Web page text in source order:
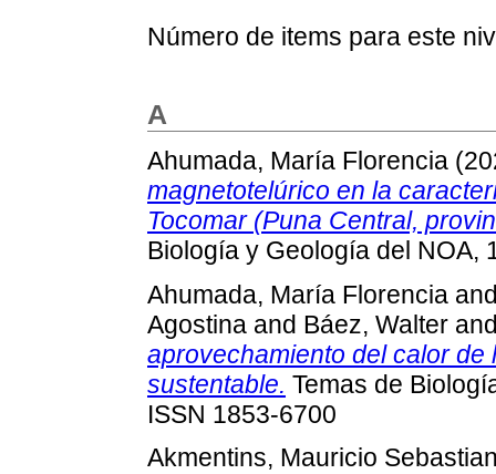
Número de items para este
A
Ahumada, María Florencia
magnetotelúrico en la
Tocomar (Puna Central,
Biología y Geología del NOA,
Ahumada, María Florencia
Agostina and Báez, Walter
aprovechamiento del calor
sustentable. Temas de
ISSN 1853-6700
Akmentins, Mauricio